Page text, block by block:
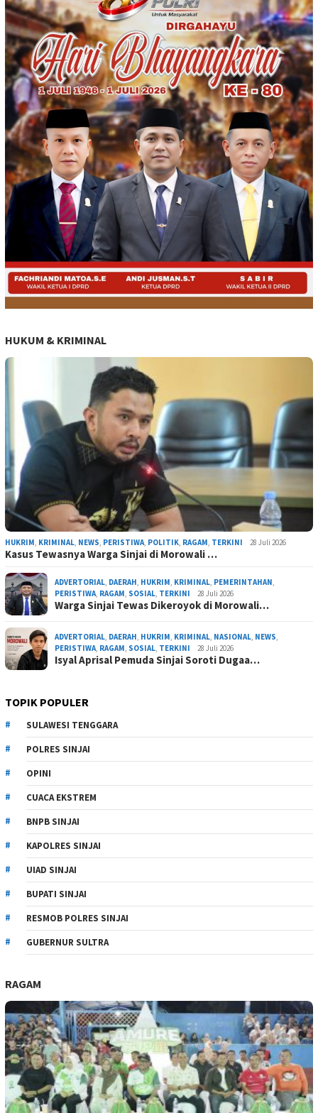
HUKUM & KRIMINAL
HUKRIM KRIMINAL NEWS PERISTIWA POLITIK RAGAM TERKINI 28 Juli 2026
Kasus Tewasnya Warga Sinjai di Morowali …
ADVERTORIAL DAERAH HUKRIM KRIMINAL PEMERINTAHAN
PERISTIWA RAGAM SOSIAL TERKINI 28 Juli 2026
Warga Sinjai Tewas Dikeroyok di Morowali…
ADVERTORIAL DAERAH HUKRIM KRIMINAL NASIONAL NEWS
PERISTIWA RAGAM SOSIAL TERKINI 28 Juli 2026
Isyal Aprisal Pemuda Sinjai Soroti Dugaa…
TOPIK POPULER
SULAWESI TENGGARA
POLRES SINJAI
OPINI
CUACA EKSTREM
BNPB SINJAI
KAPOLRES SINJAI
UIAD SINJAI
BUPATI SINJAI
RESMOB POLRES SINJAI
GUBERNUR SULTRA
RAGAM